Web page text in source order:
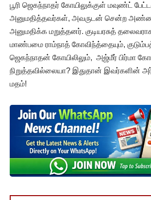
பூரி ஜெகந்நாதர் கோயிலுக்குள் மவுண்ட்
அனுமதித்தவர்கள், அவருடன் சென்ற
அனுமதிக்க மறுத்தனர். குடியரசுத்
மாண்பமை ராம்நாத் கோவிந்த்தையும், குடும்பத்
ஜெகந்நாதன் கோயிலிலும், அஜ்மீர் பிர்மா
நிறுத்தவில்லையா? இதுதான் இவர்களின்
மதம்!